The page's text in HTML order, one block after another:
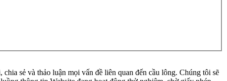
sẻ và thảo luận mọi vấn đề liên quan đến cầu lông. Chúng tôi sẽ